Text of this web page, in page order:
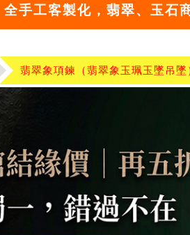
全手工客製化，翡翠、玉石
翡翠象項鍊（翡翠象玉珮玉墜吊墜